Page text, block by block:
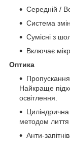
Середній /
Система
Сумісні з
Включає
Оптика
Найкраще
освітлення.
Циліндрична
методом лиття
Анти-